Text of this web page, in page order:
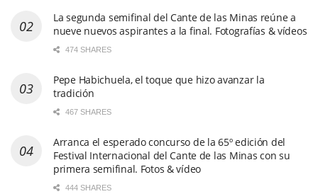
La segunda semifinal del Cante de las Minas reúne a
nueve nuevos aspirantes a la final. Fotografías & vídeos
474 SHARES
Pepe Habichuela, el toque que hizo avanzar la
tradición
467 SHARES
Arranca el esperado concurso de la 65º edición del
Festival Internacional del Cante de las Minas con su
primera semifinal. Fotos & vídeo
444 SHARES